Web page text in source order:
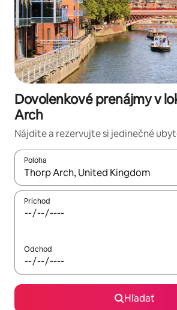
Dovolenkové prenájmy v
Arch
Nájdite a rezervujte si jedinečné
Poloha
Keď budú výsledky k dispozícii,
Príchod
Odchod
Hľadať